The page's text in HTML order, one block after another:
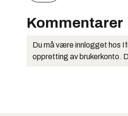
Kommentarer
Du må være innlogget hos
oppretting av brukerkonto.